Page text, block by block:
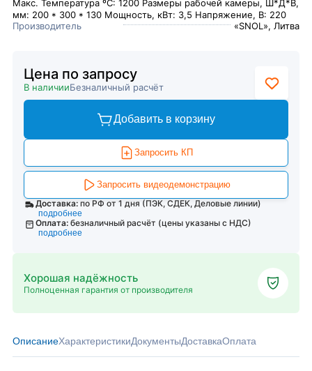
Макс. Температура ºC: 1200 Размеры рабочей камеры, Ш*Д*В,
мм: 200 * 300 * 130 Мощность, кВт: 3,5 Напряжение, В: 220
Производитель
«SNOL», Литва
Цена по запросу
В наличииБезналичный расчёт
Добавить в корзину
Запросить КП
Запросить видеодемонстрацию
Доставка: по РФ от 1 дня (ПЭК, СДЕК, Деловые линии)
подробнее
Оплата: безналичный расчёт (цены указаны с НДС)
подробнее
Хорошая надёжность
Полноценная гарантия от производителя
ОписаниеХарактеристикиДокументыДоставкаОплата